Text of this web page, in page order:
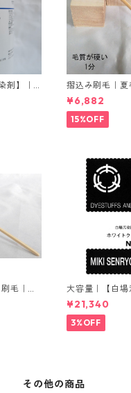
剤】｜5
ルミニ
摺込み刷毛｜
い）1分｜16本
¥6,882
15%OFF
毛｜夏
大容量｜【白場
｜2kg×5本｜ホ
ナＭ
¥21,340
3%OFF
その他の商品